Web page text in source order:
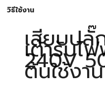
วิธีใช้งาน
เสียบปลั๊
เต้ารับไ
240V
ต้นใช้งาน